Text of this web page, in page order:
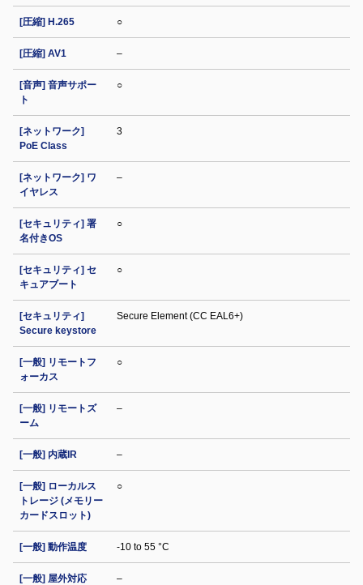
[圧縮] H.265 ○
[圧縮] AV1 –
[音声] 音声サポー
ト
○
[ネットワーク]
PoE Class
3
[ネットワーク] ワ
イヤレス
–
[セキュリティ] 署
名付きOS
○
[セキュリティ] セ
キュアブート
○
[セキュリティ]
Secure keystore
Secure Element (CC EAL6+)
[一般] リモートフ
ォーカス
○
[一般] リモートズ
ーム
–
[一般] 内蔵IR –
[一般] ローカルス
トレージ (メモリー
カードスロット)
○
[一般] 動作温度 -10 to 55 °C
[一般] 屋外対応 –